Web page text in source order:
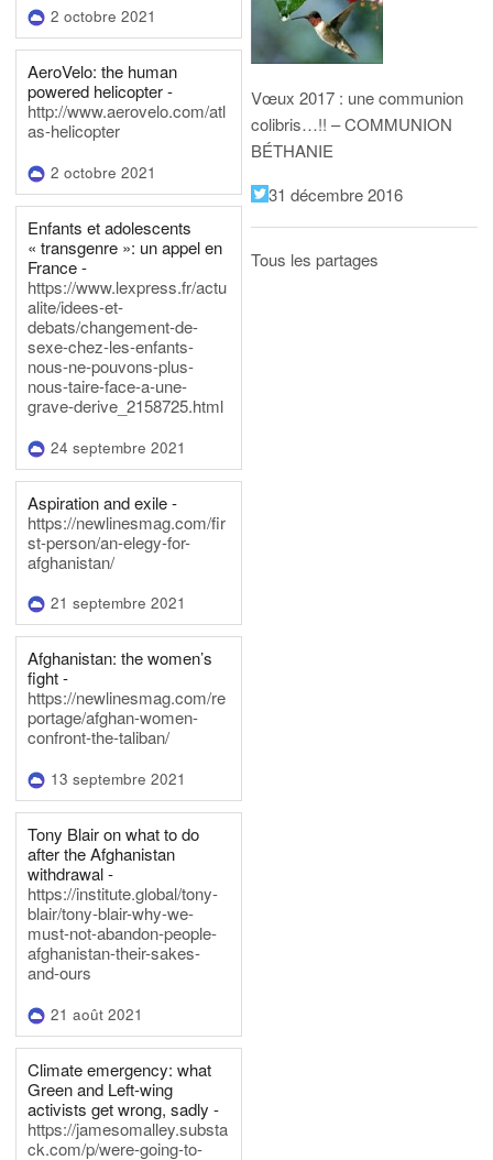
2 octobre 2021
AeroVelo: the human
powered helicopter -
http://www.aerovelo.com/atl
as-helicopter
2 octobre 2021
Enfants et adolescents
« transgenre »: un appel en
France -
https://www.lexpress.fr/actu
alite/idees-et-
debats/changement-de-
sexe-chez-les-enfants-
nous-ne-pouvons-plus-
nous-taire-face-a-une-
grave-derive_2158725.html
24 septembre 2021
Aspiration and exile -
https://newlinesmag.com/fir
st-person/an-elegy-for-
afghanistan/
21 septembre 2021
Afghanistan: the women’s
fight -
https://newlinesmag.com/re
portage/afghan-women-
confront-the-taliban/
13 septembre 2021
Tony Blair on what to do
after the Afghanistan
withdrawal -
https://institute.global/tony-
blair/tony-blair-why-we-
must-not-abandon-people-
afghanistan-their-sakes-
and-ours
21 août 2021
Climate emergency: what
Green and Left-wing
activists get wrong, sadly -
https://jamesomalley.substa
ck.com/p/were-going-to-
Vœux 2017 : une communion
colibris…!! – COMMUNION
BÉTHANIE
31 décembre 2016
Tous les partages